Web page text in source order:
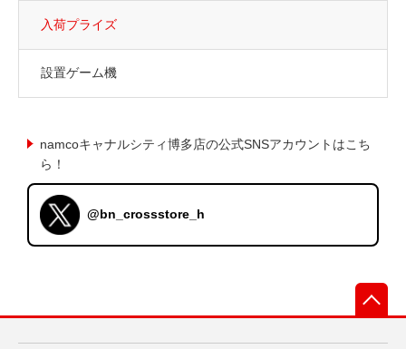
入荷プライズ
設置ゲーム機
namcoキャナルシティ博多店の公式SNSアカウントはこち
ら！
@bn_crossstore_h